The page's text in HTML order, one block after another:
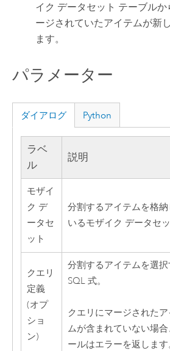
イク データセット テーブル
ージされていたアイテムが新
ます。
パラメーター
ダイアログ Python
ラベ
ル
説明
モザイ
ク デ
ータセ
ット
分割するアイテムを格納
いるモザイク データセッ
クエリ
定義
(オプ
ショ
ン)
分割するアイテムを選択
SQL 式。
クエリにマージされたア
ムが含まれていない場合
ールはエラーを返します